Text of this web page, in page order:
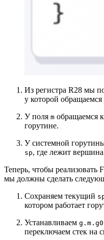
Из регистра R28 мы
у которой
У поля m обращаемся
горутине.
У системной
sp, где лежит вершина
Теперь, чтобы реализовать
мы должны сделать
Сохраняем текущий
котором работает
Устанавливаем
переключаем стек на